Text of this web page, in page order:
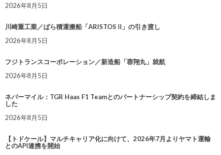
2026年8月5日
川崎重工業／ばら積運搬船「ARISTOS II」の引き渡し
2026年8月5日
フジトランスコーポレーション／新造船「蓉翔丸」就航
2026年8月5日
ネバーマイル：TGR Haas F1 Teamとのパートナーシップ契約を締結しま
した
2026年8月5日
【トドケール】マルチキャリア化に向けて、2026年7月よりヤマト運輸
とのAPI連携を開始